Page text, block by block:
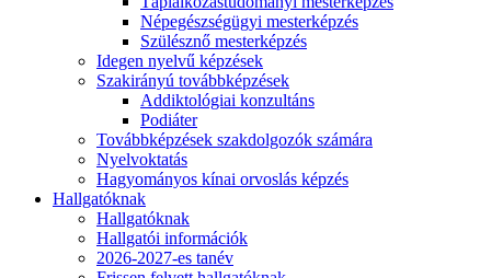
Népegészségügyi mesterképzés
Szülésznő mesterképzés
Idegen nyelvű képzések
Szakirányú továbbképzések
Addiktológiai konzultáns
Podiáter
Továbbképzések szakdolgozók számára
Nyelvoktatás
Hagyományos kínai orvoslás képzés
Hallgatóknak
Hallgatóknak
Hallgatói információk
2026-2027-es tanév